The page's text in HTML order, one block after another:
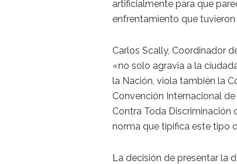
artificialmente para que
enfrentamiento que
Carlos Scally, Coordinador
«no solo agravia a la
la Nación, viola también la
Convención Internacional
Contra Toda Discriminación
norma que tipifica este tipo
La decisión de presentar la